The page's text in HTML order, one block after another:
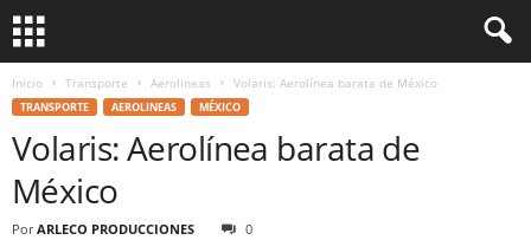
Inicio Transporte Aerolineas Volaris: Aerolínea barata de México
TRANSPORTE AEROLINEAS MÉXICO
Volaris: Aerolínea barata de
México
Por ARLECO PRODUCCIONES 0